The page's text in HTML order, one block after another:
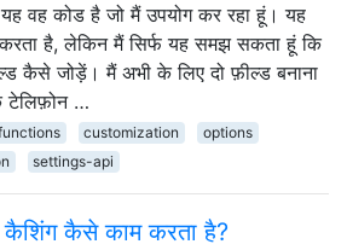
वह कोड है जो मैं उपयोग कर रहा हूं। यह
है, लेकिन मैं सिर्फ यह समझ सकता हूं कि
कैसे जोड़ें। मैं अभी के लिए दो फ़ील्ड बनाना
टेलिफ़ोन …
customization
options
settings-api
कैसे काम करता है?